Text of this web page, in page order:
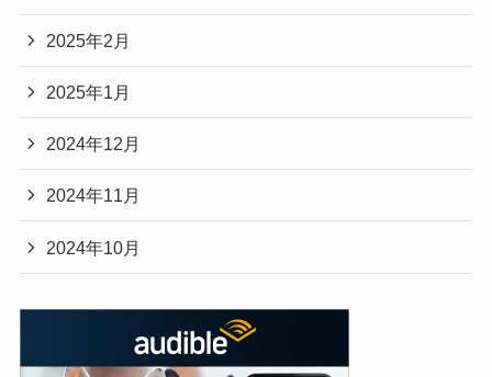
2025年2月
2025年1月
2024年12月
2024年11月
2024年10月